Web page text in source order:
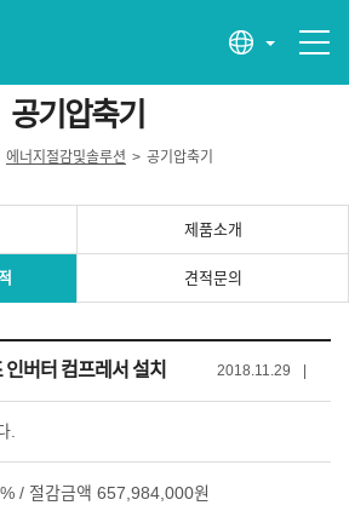
공기압축기
에너지절감및솔루션 > 공기압축기
제품소개
견적문의
버터 컴프레서 설치 2018.11.29
.
/ 절감금액 657,984,000원